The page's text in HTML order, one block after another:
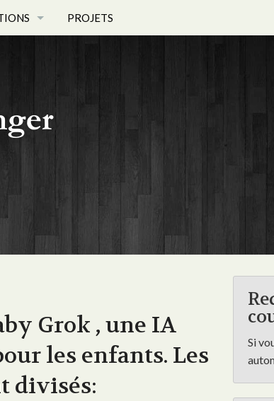
PROJETS
Grok , une IA
les enfants. Les
divisés:
Si